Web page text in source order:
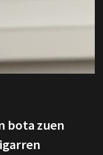
bota zuen